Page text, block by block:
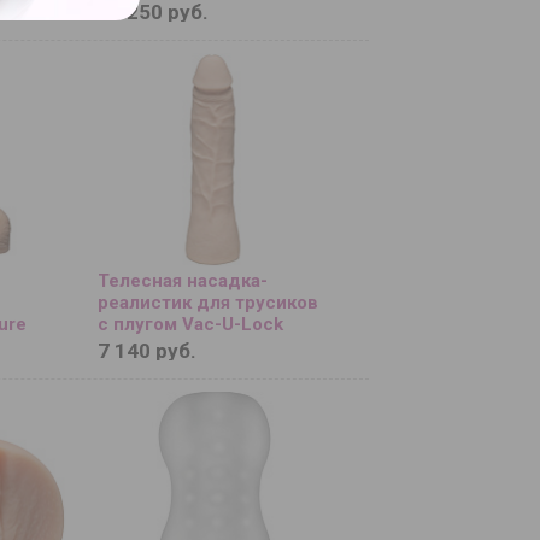
22,2 см....
15 250 руб.
со
-
Телесная насадка-
реалистик для трусиков
с плугом Vac-U-Lock
ULTRASKYN Thin Dong -
19 см....
7 140 руб.